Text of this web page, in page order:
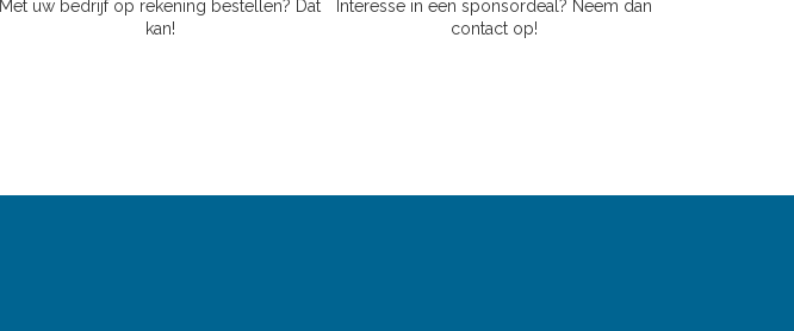
Met uw bedrijf op rekening bestellen? Dat
kan!
Interesse in een sponsordeal? Neem dan
contact op!